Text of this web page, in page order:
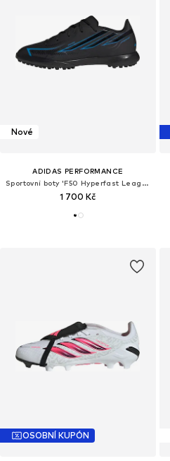
Nové
ADIDAS PERFORMANCE
Sportovní boty 'F50 Hyperfast League'
1 700 Kč
OSOBNÍ KUPÓN